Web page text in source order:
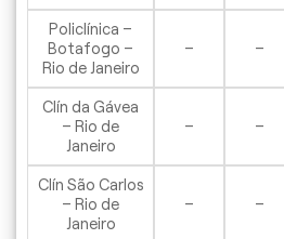
Policlínica –
Botafogo –
Rio de Janeiro
– –
Clín da Gávea
– Rio de
Janeiro
– –
Clín São Carlos
– Rio de
Janeiro
– –